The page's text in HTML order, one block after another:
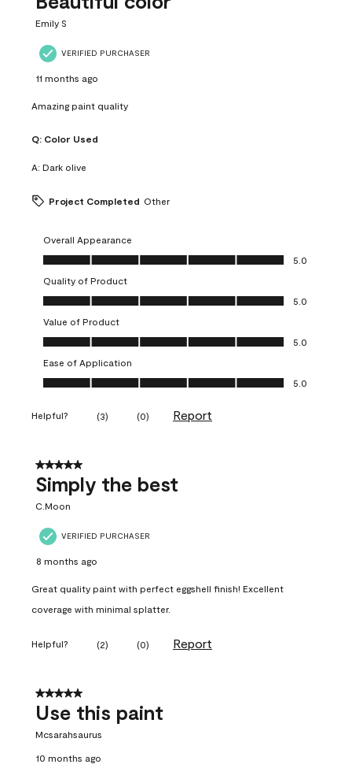
Emily S
VERIFIED PURCHASER
11 months ago
Amazing paint quality
Q: Color Used
A: Dark olive
Project Completed Other
Overall Appearance
Overall Appearance, 5.0 out of 5
5.0
Quality of Product
Quality of Product, 5.0 out of 5
5.0
Value of Product
Value of Product, 5.0 out of 5
5.0
Ease of Application
Ease of Application, 5.0 out of 5
5.0
Helpful? (3) (0) Report
5 out of 5 stars.
Simply the best
C.Moon
VERIFIED PURCHASER
8 months ago
Great quality paint with perfect eggshell finish! Excellent
coverage with minimal splatter.
Helpful? (2) (0) Report
5 out of 5 stars.
Use this paint
Mcsarahsaurus
10 months ago